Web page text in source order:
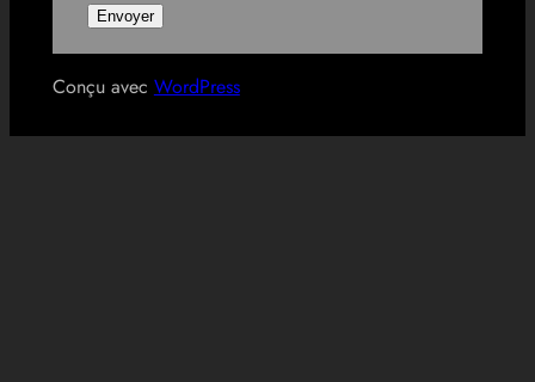
Conçu avec WordPress